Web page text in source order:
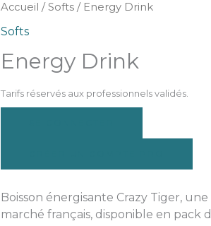
Accueil /Softs / Energy Drink
Softs
Energy Drink
Tarifs réservés aux professionnels validés.
Boisson énergisante Crazy Tiger,
marché français, disponible en pack